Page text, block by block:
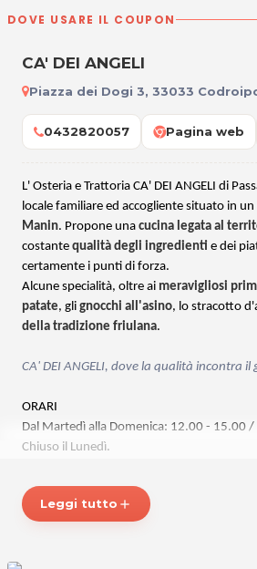
DOVE USARE IL COUPON
CA' DEI ANGELI
Piazza dei Dogi 3, 33033
0432820057 Pagina web
L' Osteria e Trattoria CA' DEI ANGELI di
locale familiare ed accogliente situato in
Manin. Propone una cucina legata al
costante qualità degli ingredienti e dei
certamente i punti di forza.
Alcune specialità, oltre ai meravigliosi
patate, gli gnocchi all'asino, lo stracotto
della tradizione friulana.
CA' DEI ANGELI, dove la qualità incontra
ORARI
Dal Martedì alla Domenica: 12.00 - 15.00
Chiuso il Lunedì.
CA' DEI ANGELI - Osteria e Trattoria
Piazza dei Dogi, 3
Leggi tutto add